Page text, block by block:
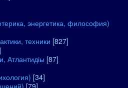
энергетика, философия)
техники [827]
Атлантидіы [87]
[34]
[79]